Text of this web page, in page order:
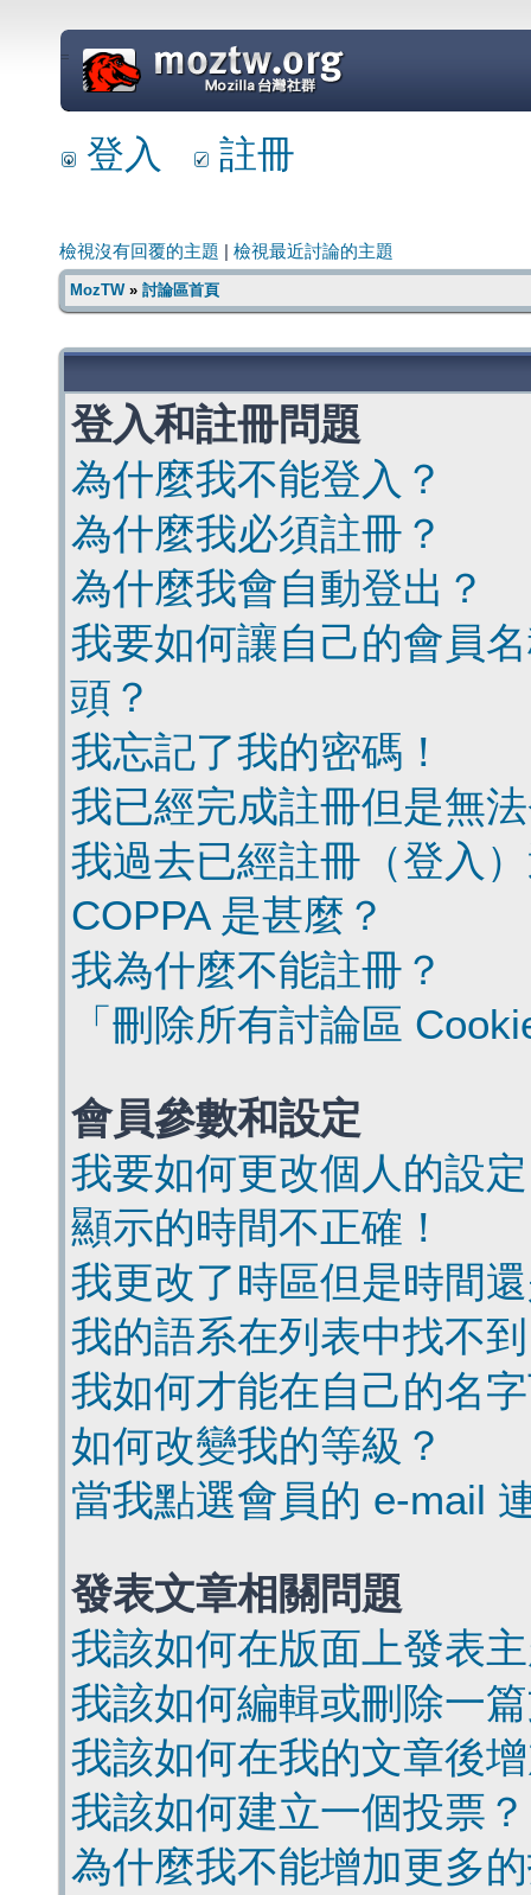
=
登入 註冊
檢視沒有回覆的主題 檢視最近討論的主題
MozTW» 討論區首頁
登入和註冊問題
為什麼我不能登入？
為什麼我必須註冊？
為什麼我會自動登出？
我要如何讓自己的會員
頭？
我忘記了我的密碼！
我已經完成註冊但是無
我過去已經註冊（登入
COPPA 是甚麼？
我為什麼不能註冊？
「刪除所有討論區
會員參數和設定
我要如何更改個人的設
顯示的時間不正確！
我更改了時區但是時間
我的語系在列表中找不
我如何才能在自己的名
如何改變我的等級？
當我點選會員的 e-mail
發表文章相關問題
我該如何在版面上發表
我該如何編輯或刪除一
我該如何在我的文章後
我該如何建立一個投票？
為什麼我不能增加更多